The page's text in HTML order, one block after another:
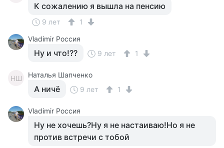
К сожалению я вышла на пенсию
9 лет
1
Vladimir Россия
Ну и что!?? 9 лет 1
НШ Наталья Шапченко
А ничё 9 лет 1
Vladimir Россия
Ну не хочешь?Ну я не настаиваю!Но я не
против встречи с тобой